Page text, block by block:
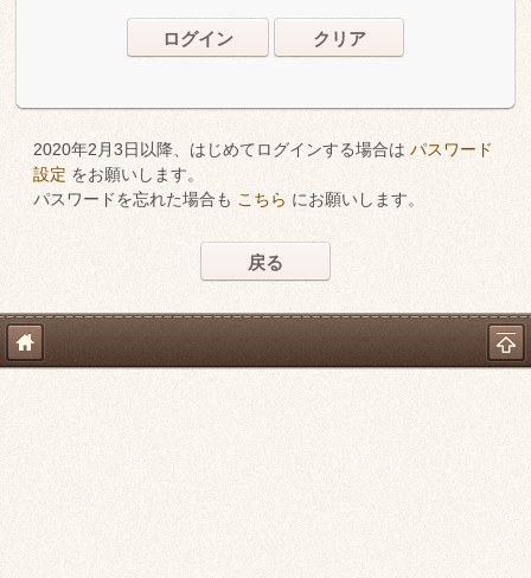
ログイン クリア
2020年2月3日以降、はじめてログインする場合は パスワード
設定 をお願いします。
パスワードを忘れた場合も こちら にお願いします。
戻る